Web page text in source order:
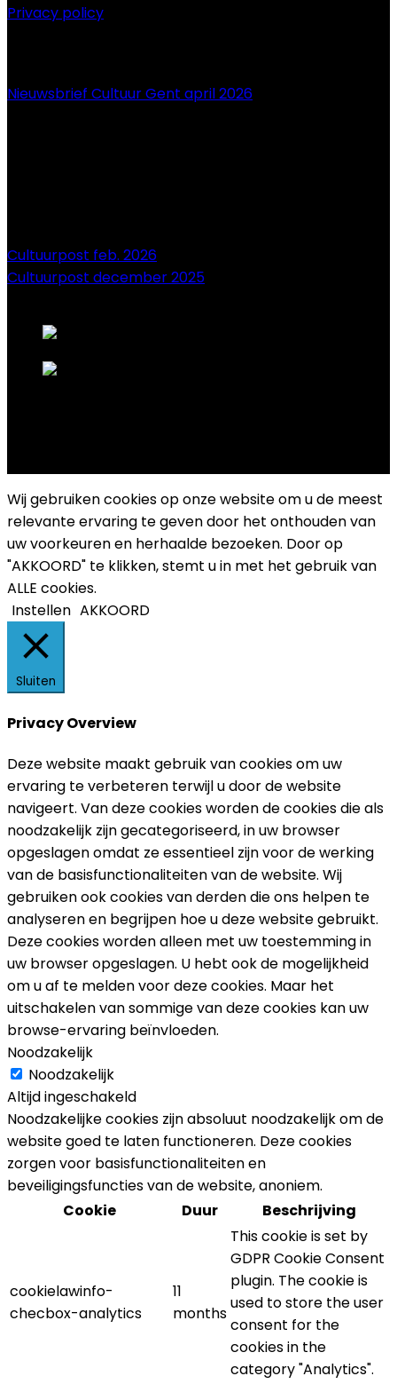
Privacy policy
Nieuwsbrief Cultuur Gent april 2026
Cultuurpost feb. 2026
Cultuurpost december 2025
Wij gebruiken cookies op onze website om u de meest
relevante ervaring te geven door het onthouden van
uw voorkeuren en herhaalde bezoeken. Door op
"AKKOORD" te klikken, stemt u in met het gebruik van
ALLE cookies.
Instellen AKKOORD
Sluiten
Privacy Overview
Deze website maakt gebruik van cookies om uw
ervaring te verbeteren terwijl u door de website
navigeert. Van deze cookies worden de cookies die als
noodzakelijk zijn gecategoriseerd, in uw browser
opgeslagen omdat ze essentieel zijn voor de werking
van de basisfunctionaliteiten van de website. Wij
gebruiken ook cookies van derden die ons helpen te
analyseren en begrijpen hoe u deze website gebruikt.
Deze cookies worden alleen met uw toestemming in
uw browser opgeslagen. U hebt ook de mogelijkheid
om u af te melden voor deze cookies. Maar het
uitschakelen van sommige van deze cookies kan uw
browse-ervaring beïnvloeden.
Noodzakelijk
Noodzakelijk
Altijd ingeschakeld
Noodzakelijke cookies zijn absoluut noodzakelijk om de
website goed te laten functioneren. Deze cookies
zorgen voor basisfunctionaliteiten en
beveiligingsfuncties van de website, anoniem.
Cookie
Duur Beschrijving
cookielawinfo-
checbox-analytics
11
months
This cookie is set by
GDPR Cookie Consent
plugin. The cookie is
used to store the user
consent for the
cookies in the
category "Analytics".